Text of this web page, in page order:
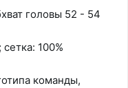
головы 52 - 54
100%
команды,